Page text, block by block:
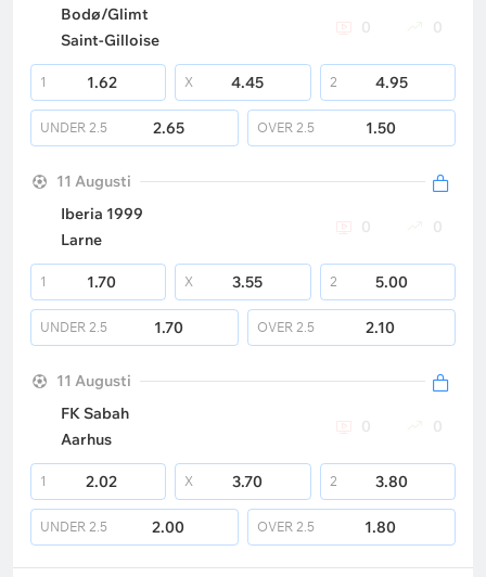
Bodø/Glimt
Saint-Gilloise
0 0
1 1.62 X 4.45 2 4.95
UNDER 2.5 2.65 OVER 2.5 1.50
11 Augusti
Iberia 1999
Larne
0 0
1 1.70 X 3.55 2 5.00
UNDER 2.5 1.70 OVER 2.5 2.10
11 Augusti
FK Sabah
Aarhus
0 0
1 2.02 X 3.70 2 3.80
UNDER 2.5 2.00 OVER 2.5 1.80